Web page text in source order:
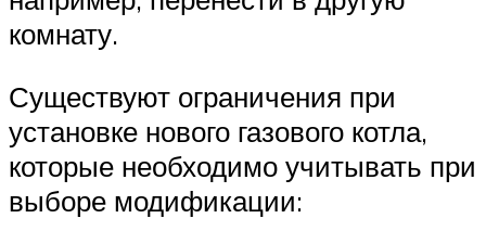
комнату.
Существуют ограничения при
установке нового газового котла,
которые необходимо учитывать при
выборе модификации: